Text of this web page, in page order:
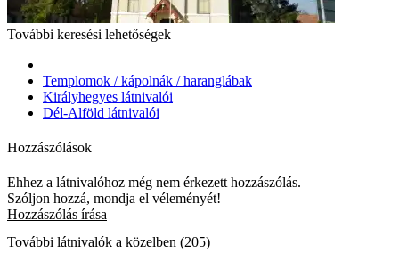
További keresési lehetőségek
Templomok / kápolnák / haranglábak
Királyhegyes látnivalói
Dél-Alföld látnivalói
Hozzászólások
Ehhez a látnivalóhoz még nem érkezett hozzászólás.
Szóljon hozzá, mondja el véleményét!
Hozzászólás írása
További látnivalók a közelben (205)